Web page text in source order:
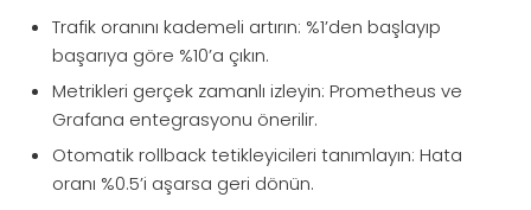
Trafik oranını kademeli artırın: %1’den başlayıp
başarıya göre %10’a çıkın.
Metrikleri gerçek zamanlı izleyin: Prometheus ve
Grafana entegrasyonu önerilir.
Otomatik rollback tetikleyicileri tanımlayın: Hata
oranı %0.5’i aşarsa geri dönün.